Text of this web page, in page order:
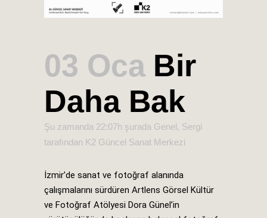
03 OcaBir
Daha Bak
Şu zamanda 22:07h şurada Genel, Sergi
tarafından K2 Güncel Sanat Merkezi
İzmir’de sanat ve fotoğraf alanında
çalışmalarını sürdüren Artlens Görsel Kültür
ve Fotoğraf Atölyesi Dora Günel’in